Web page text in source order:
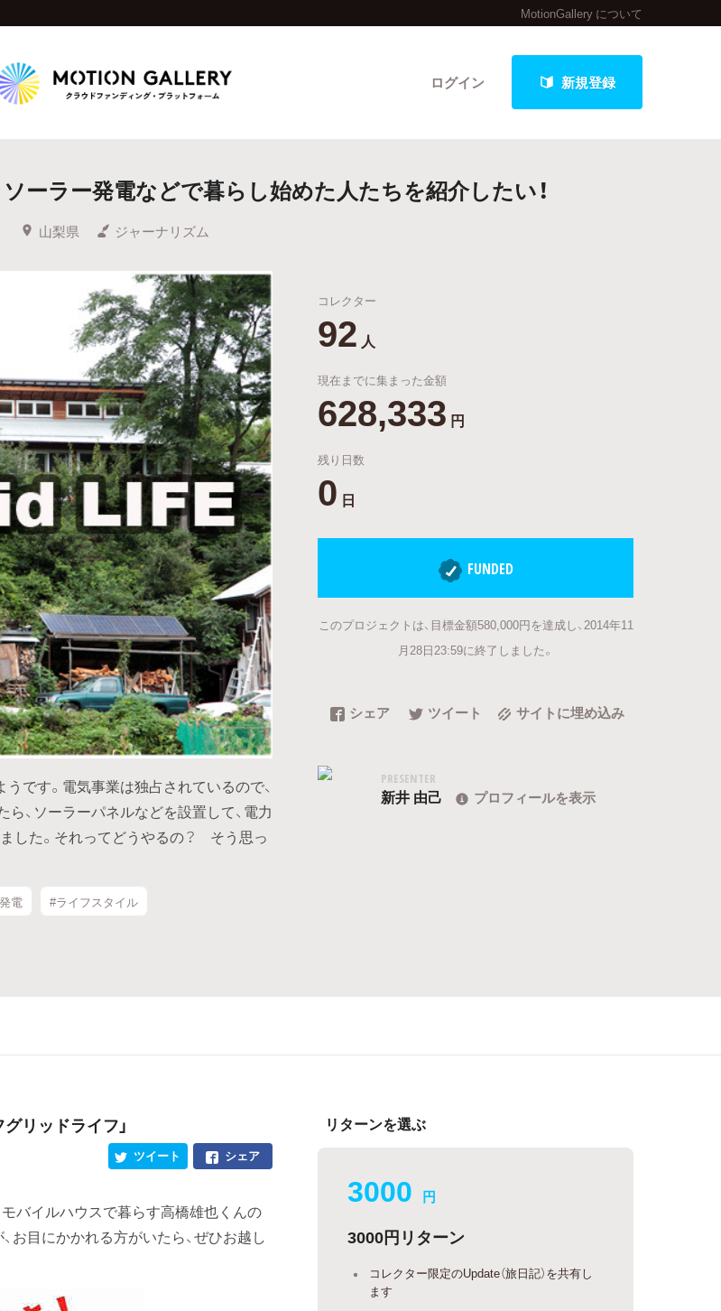
MotionGallery について
ログイン 新規登録
ト 新着プロジェクト 終了間近のプロジェクト
Feature
キュレーターから探す 特集から探す 最新進捗報告から探す
Legendary
プロジェクト 調達額が大きいプロジェクト
ーラー発電などで暮らし始めた人たちを紹介したい！
山梨県 ジャーナリズム
です。電気事業は独占されているので、
、ソーラーパネルなどを設置して、電力
した。それってどうやるの？ そう思っ
電 #ライフスタイル
コレクター
92 人
現在までに集まった金額
628,333 円
残り日数
0 日
FUNDED
このプロジェクトは、目標金額580,000円を達成し、2014年11
月28日23:59に終了しました。
シェア ツイート サイトに埋め込み
PRESENTER
新井 由己 プロフィールを表示
リッドライフ」
シェア
ツイート
バイルハウスで暮らす高橋雄也くんの
お目にかかれる方がいたら、ぜひお越し
リターンを選ぶ
3000 円
3000円リターン
コレクター限定のUpdate（旅日記）を共有し
ます